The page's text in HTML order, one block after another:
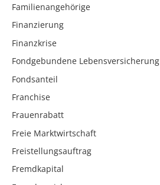
Familienangehörige
Finanzierung
Finanzkrise
Fondgebundene Lebensversicherung
Fondsanteil
Franchise
Frauenrabatt
Freie Marktwirtschaft
Freistellungsauftrag
Fremdkapital